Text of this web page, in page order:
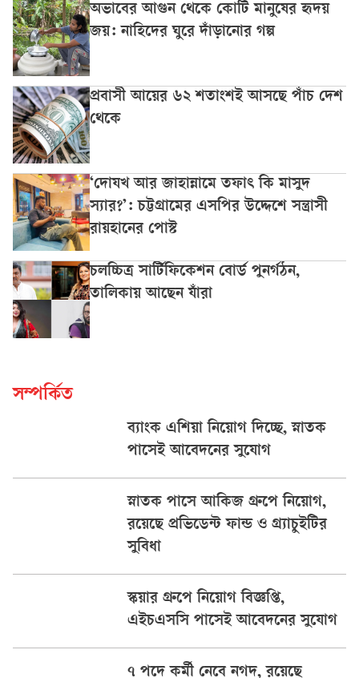
অভাবের আগুন থেকে কোটি মানুষের হৃদয়
জয়: নাহিদের ঘুরে দাঁড়ানোর গল্প
প্রবাসী আয়ের ৬২ শতাংশই আসছে পাঁচ দেশ
থেকে
‘দোযখ আর জাহান্নামে তফাৎ কি মাসুদ
স্যার?’: চট্টগ্রামের এসপির উদ্দেশে সন্ত্রাসী
রায়হানের পোস্ট
চলচ্চিত্র সার্টিফিকেশন বোর্ড পুনর্গঠন,
তালিকায় আছেন যাঁরা
সম্পর্কিত
ব্যাংক এশিয়া নিয়োগ দিচ্ছে, স্নাতক
পাসেই আবেদনের সুযোগ
স্নাতক পাসে আকিজ গ্রুপে নিয়োগ,
রয়েছে প্রভিডেন্ট ফান্ড ও গ্র্যাচুইটির
সুবিধা
স্কয়ার গ্রুপে নিয়োগ বিজ্ঞপ্তি,
এইচএসসি পাসেই আবেদনের সুযোগ
৭ পদে কর্মী নেবে নগদ, রয়েছে